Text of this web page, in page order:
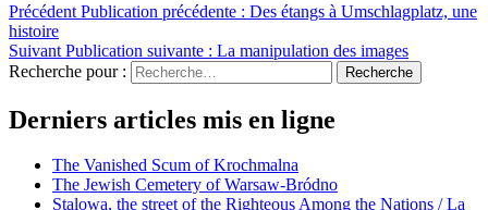
Précédent Publication précédente : Des étangs à Umschlagplatz, une
histoire
Suivant Publication suivante : La manipulation des images
Recherche pour :
Recherche
Derniers articles mis en ligne
The Vanished Scum of Krochmalna
The Jewish Cemetery of Warsaw-Bródno
Stalowa, the street of the Righteous Among the Nations / La